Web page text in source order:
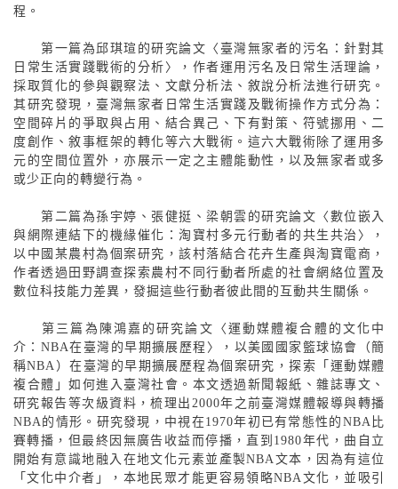
程。
第一篇為邱琪瑄的研究論文〈臺灣無家者的污名：針對其
日常生活實踐戰術的分析〉，作者運用污名及日常生活理論，
採取質化的參與觀察法、文獻分析法、敘說分析法進行研究。
其研究發現，臺灣無家者日常生活實踐及戰術操作方式分為：
空間碎片的爭取與占用、結合異己、下有對策、符號挪用、二
度創作、敘事框架的轉化等六大戰術。這六大戰術除了運用多
元的空間位置外，亦展示一定之主體能動性，以及無家者或多
或少正向的轉變行為。
第二篇為孫宇婷、張健挺、梁朝雲的研究論文〈數位嵌入
與網際連結下的機緣催化：淘寶村多元行動者的共生共治〉，
以中國某農村為個案研究，該村落結合花卉生產與淘寶電商，
作者透過田野調查探索農村不同行動者所處的社會網絡位置及
數位科技能力差異，發掘這些行動者彼此間的互動共生關係。
第三篇為陳鴻嘉的研究論文〈運動媒體複合體的文化中
介： NBA在臺灣的早期擴展歷程〉，以美國國家籃球協會（簡
稱NBA ）在臺灣的早期擴展歷程為個案研究，探索「運動媒體
複合體」如何進入臺灣社會。本文透過新聞報紙、雜誌專文、
研究報告等次級資料，梳理出 2000年之前臺灣媒體報導與轉播
NBA的情形。研究發現，中視在1970年初已有常態性的 NBA 比
賽轉播，但最終因無廣告收益而停播，直到 1980年代，曲自立
開始有意識地融入在地文化元素並產製NBA文本，因為有這位
「文化中介者」，本地民眾才能更容易領略NBA文化，並吸引
記住帳號